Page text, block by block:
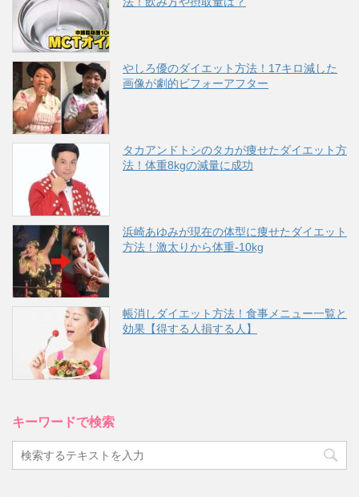
やしろ優のダイエット方法！17キロ減した
画像が劇的ビフォーアフター
タカアンドトシのタカが痩せたダイエット方
法！体重8kgの減量に成功
浜崎あゆみが現在の体型に痩せたダイエット
方法！激太りから体重-10kg
帳消しダイエット方法！食事メニュー一覧と
効果【得する人損する人】
キーワードで検索